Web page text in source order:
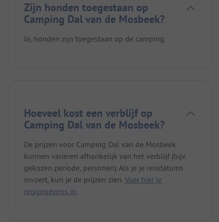
Zijn honden toegestaan op
Camping Dal van de Mosbeek?
Ja, honden zijn toegestaan op de camping.
Hoeveel kost een verblijf op
Camping Dal van de Mosbeek?
De prijzen voor Camping Dal van de Mosbeek
kunnen variëren afhankelijk van het verblijf (bijv.
gekozen periode, personen). Als je je reisdatums
invoert, kun je de prijzen zien. Voer hier je
reisgegevens in.